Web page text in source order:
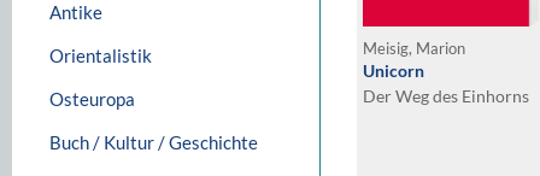
Antike
Orientalistik
Osteuropa
Buch / Kultur / Geschichte
Meisig, Marion
Unicorn
Der Weg des Einhorns